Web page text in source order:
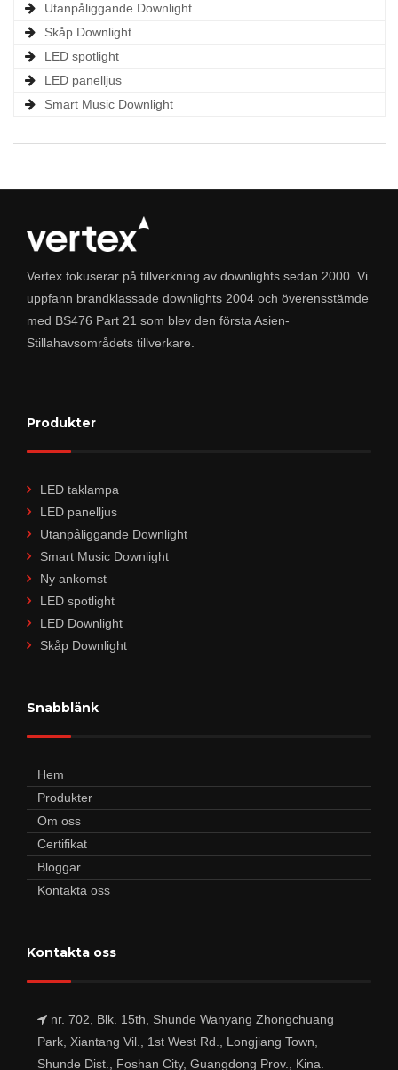
Utanpåliggande Downlight
Skåp Downlight
LED spotlight
LED panelljus
Smart Music Downlight
Vertex fokuserar på tillverkning av downlights sedan 2000. Vi
uppfann brandklassade downlights 2004 och överensstämde
med BS476 Part 21 som blev den första Asien-
Stillahavsområdets tillverkare.
Produkter
LED taklampa
LED panelljus
Utanpåliggande Downlight
Smart Music Downlight
Ny ankomst
LED spotlight
LED Downlight
Skåp Downlight
Snabblänk
Hem
Produkter
Om oss
Certifikat
Bloggar
Kontakta oss
Kontakta oss
nr. 702, Blk. 15th, Shunde Wanyang Zhongchuang
Park, Xiantang Vil., 1st West Rd., Longjiang Town,
Shunde Dist., Foshan City, Guangdong Prov., Kina.